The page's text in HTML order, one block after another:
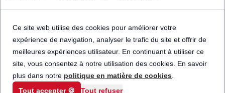
Ce site web utilise des cookies pour améliorer votre
expérience de navigation, analyser le trafic du site et offrir de
meilleures expériences utilisateur. En continuant à utiliser ce
site, vous consentez à notre utilisation des cookies. En savoir
plus dans notre politique en matière de cookies
Tout accepter 🍪
Tout refuser